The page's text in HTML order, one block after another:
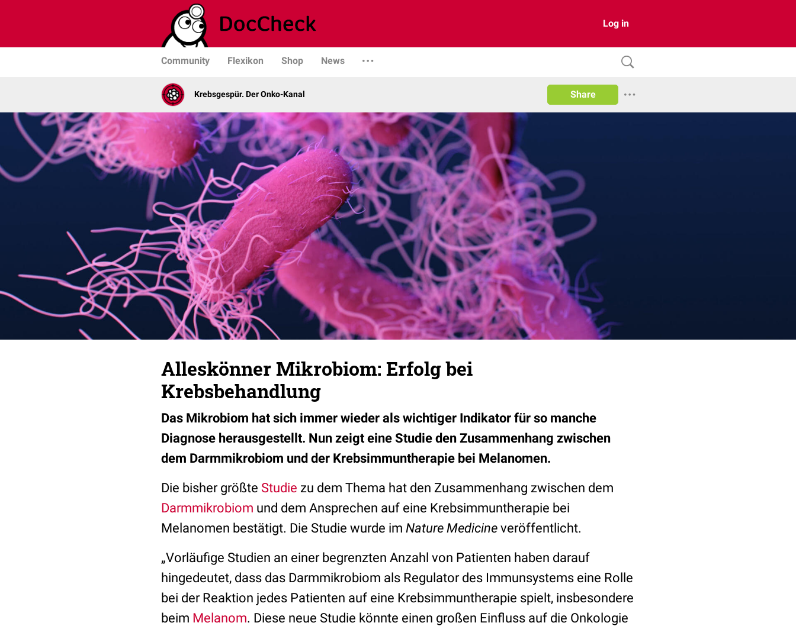
Log in
Community Flexikon Shop News
Krebsgespür. Der Onko-Kanal Share
Alleskönner Mikrobiom: Erfolg bei
Krebsbehandlung
Das Mikrobiom hat sich immer wieder als wichtiger Indikator für so manche
Diagnose herausgestellt. Nun zeigt eine Studie den Zusammenhang zwischen
dem Darmmikrobiom und der Krebsimmuntherapie bei Melanomen.
Die bisher größte Studie zu dem Thema hat den Zusammenhang zwischen dem
Darmmikrobiom und dem Ansprechen auf eine Krebsimmuntherapie bei
Melanomen bestätigt. Die Studie wurde im Nature Medicine veröffentlicht.
„Vorläufige Studien an einer begrenzten Anzahl von Patienten haben darauf
hingedeutet, dass das Darmmikrobiom als Regulator des Immunsystems eine Rolle
bei der Reaktion jedes Patienten auf eine Krebsimmuntherapie spielt, insbesondere
beim Melanom. Diese neue Studie könnte einen großen Einfluss auf die Onkologie